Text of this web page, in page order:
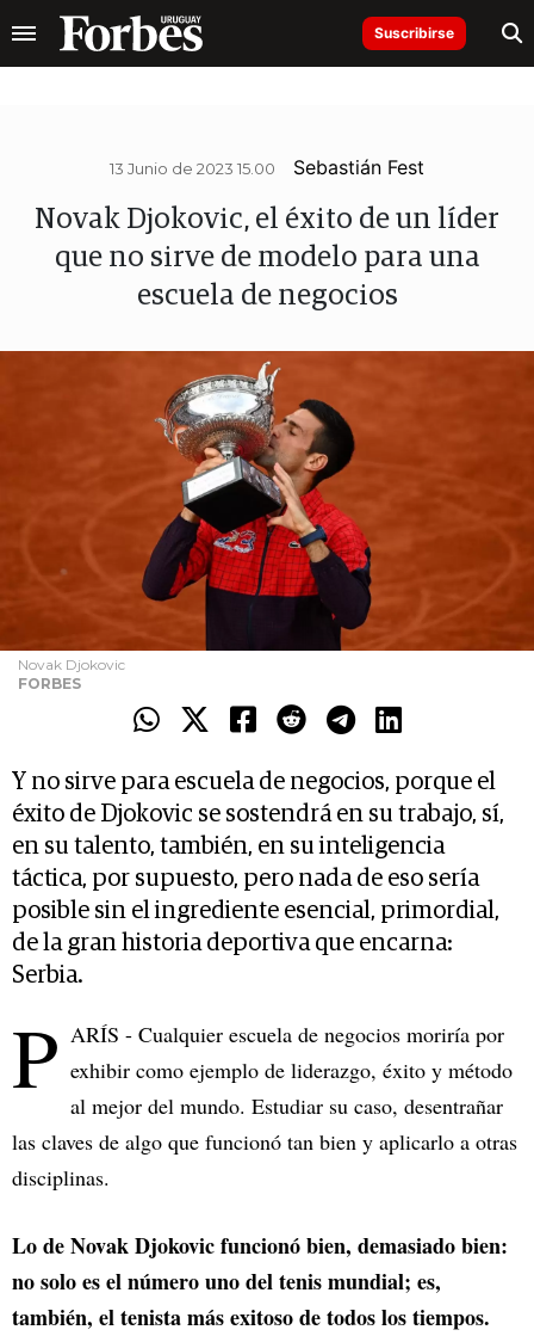
Suscribirse
13 Junio de 2023 15.00 Sebastián Fest
Novak Djokovic, el éxito de un líder
que no sirve de modelo para una
escuela de negocios
Novak Djokovic
FORBES
Y no sirve para escuela de negocios, porque el
éxito de Djokovic se sostendrá en su trabajo, sí,
en su talento, también, en su inteligencia
táctica, por supuesto, pero nada de eso sería
posible sin el ingrediente esencial, primordial,
de la gran historia deportiva que encarna:
Serbia.
P ARÍS - Cualquier escuela de negocios moriría por
exhibir como ejemplo de liderazgo, éxito y método
al mejor del mundo. Estudiar su caso, desentrañar
las claves de algo que funcionó tan bien y aplicarlo a otras
disciplinas.
Lo de Novak Djokovic funcionó bien, demasiado bien:
no solo es el número uno del tenis mundial; es,
también, el tenista más exitoso de todos los tiempos.